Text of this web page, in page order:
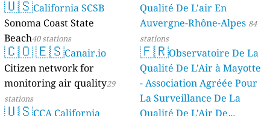
🇺🇸California SCSB
Sonoma Coast State
Beach40 stations
🇨🇴🇪🇸Canair.io
Citizen network for
monitoring air quality29
stations
🇺🇸CCA California
Qualité De L'air En
Auvergne-Rhône-Alpes 84
stations
🇫🇷Observatoire De La
Qualité De L'Air à Mayotte
- Association Agréée Pour
La Surveillance De La
Qualité De L'Air De